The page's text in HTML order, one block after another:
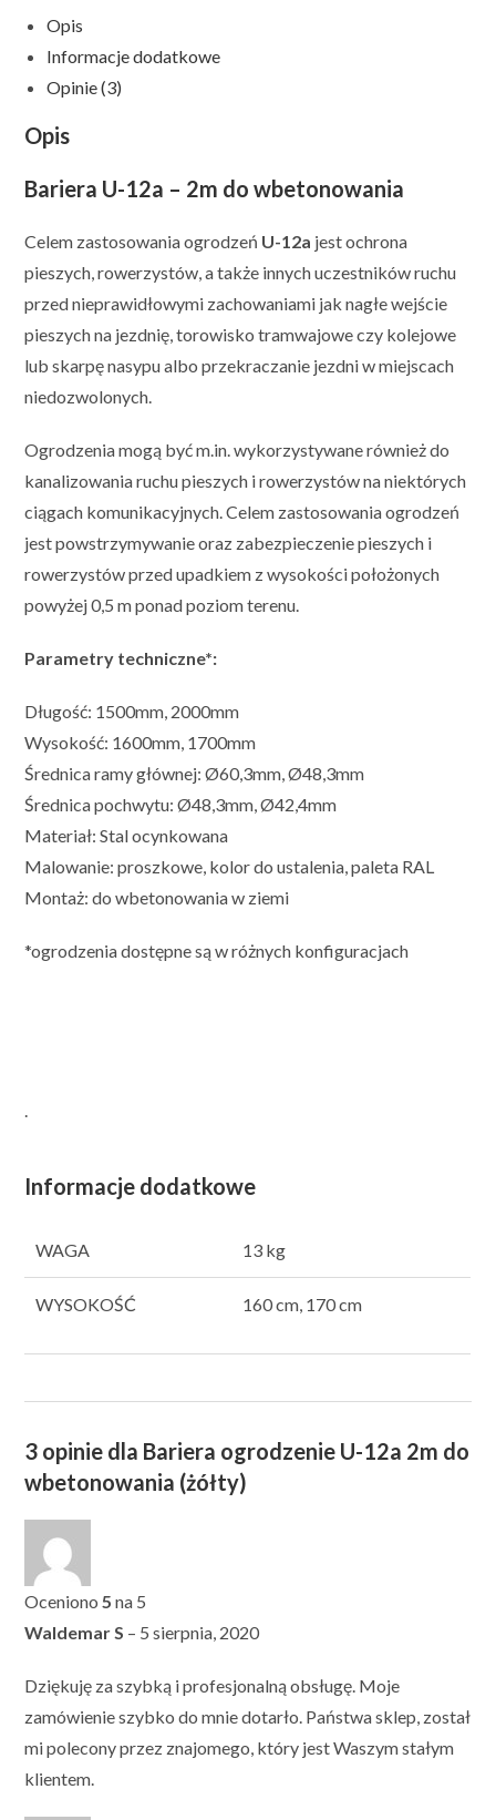
wbetonowania
(żółty)
Opis
Informacje dodatkowe
Opinie (3)
Opis
Bariera U-12a – 2m do wbetonowania
Celem zastosowania ogrodzeń U-12a jest ochrona
pieszych, rowerzystów, a także innych uczestników ruchu
przed nieprawidłowymi zachowaniami jak nagłe wejście
pieszych na jezdnię, torowisko tramwajowe czy kolejowe
lub skarpę nasypu albo przekraczanie jezdni w miejscach
niedozwolonych.
Ogrodzenia mogą być m.in. wykorzystywane również do
kanalizowania ruchu pieszych i rowerzystów na niektórych
ciągach komunikacyjnych. Celem zastosowania ogrodzeń
jest powstrzymywanie oraz zabezpieczenie pieszych i
rowerzystów przed upadkiem z wysokości położonych
powyżej 0,5 m ponad poziom terenu.
Parametry techniczne*:
Długość: 1500mm, 2000mm
Wysokość: 1600mm, 1700mm
Średnica ramy głównej: Ø60,3mm, Ø48,3mm
Średnica pochwytu: Ø48,3mm, Ø42,4mm
Materiał: Stal ocynkowana
Malowanie: proszkowe, kolor do ustalenia, paleta RAL
Montaż: do wbetonowania w ziemi
*ogrodzenia dostępne są w różnych konfiguracjach
.
Informacje dodatkowe
WAGA 13 kg
WYSOKOŚĆ 160 cm, 170 cm
3 opinie dla Bariera ogrodzenie U-12a 2m do
wbetonowania (żółty)
Oceniono 5 na 5
Waldemar S – 5 sierpnia, 2020
Dziękuję za szybką i profesjonalną obsługę. Moje
zamówienie szybko do mnie dotarło. Państwa sklep, został
mi polecony przez znajomego, który jest Waszym stałym
klientem.